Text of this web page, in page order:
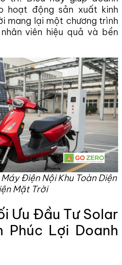
hoạt động sản xuất kinh
mang lại một chương trình
viên hiệu quả và bền
Điện Nội Khu Toàn Diện
Mặt Trời
Ưu Đầu Tư Solar
Phúc Lợi Doanh